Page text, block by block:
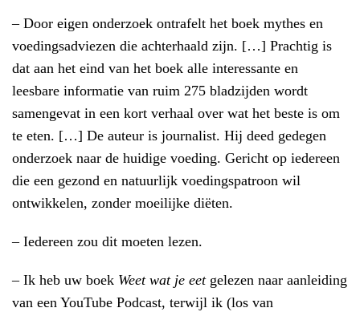
– Door eigen onderzoek ontrafelt het boek mythes en
voedingsadviezen die achterhaald zijn. […] Prachtig is
dat aan het eind van het boek alle interessante en
leesbare informatie van ruim 275 bladzijden wordt
samengevat in een kort verhaal over wat het beste is om
te eten. […] De auteur is journalist. Hij deed gedegen
onderzoek naar de huidige voeding. Gericht op iedereen
die een gezond en natuurlijk voedingspatroon wil
ontwikkelen, zonder moeilijke diëten.
– Iedereen zou dit moeten lezen.
– Ik heb uw boek Weet wat je eetgelezen naar aanleiding
van een YouTube Podcast, terwijl ik (los van